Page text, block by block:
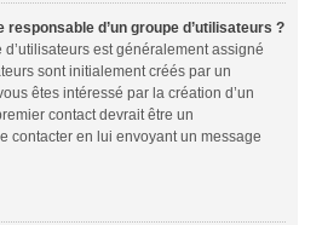
d’un groupe d’utilisateurs ?
est généralement assigné
sont initialement créés par un
êtes intéressé par la création d’un
contact devrait être un
contacter en lui envoyant un message